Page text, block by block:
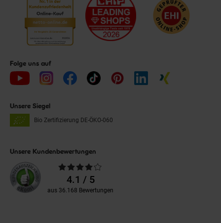
Folge uns auf
Unsere Siegel
Bio Zertifizierung DE-ÖKO-060
Unsere Kundenbewertungen
Durchschnittliche
Bewertungen4.1 / 5
aus 36.168 Bewertungen